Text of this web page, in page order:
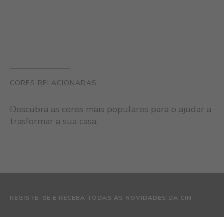
CORES RELACIONADAS
Descubra as cores mais populares para o ajudar a
trasformar a sua casa.
REGISTE-SE E RECEBA TODAS AS NOVIDADES DA CIN